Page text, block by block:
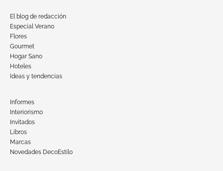
El blog de redacción
Especial Verano
Flores
Gourmet
Hogar Sano
Hoteles
Ideas y tendencias
Informes
Interiorismo
Invitados
Libros
Marcas
Novedades DecoEstilo